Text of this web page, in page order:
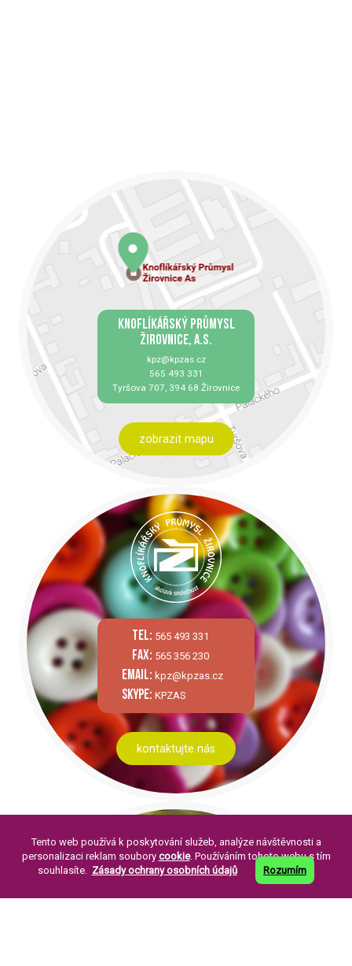
KNOFLÍKÁŘSKÝ PRŮMYSL
ŽIROVNICE, A.S.
kpz@kpzas.cz
565 493 331
Tyršova 707, 394 68 Žirovnice
zobrazit mapu
tel: 565 493 331
fax: 565 356 230
email: kpz@kpzas.cz
skype: KPZAS
kontaktujte nás
Tento web používá k poskytování služeb, analýze návštěvnosti a
personalizaci reklam soubory cookie. Používáním tohoto webu s tím
souhlasíte. Zásady ochrany osobních údajů Rozumím